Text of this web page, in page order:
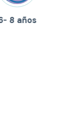
8 años